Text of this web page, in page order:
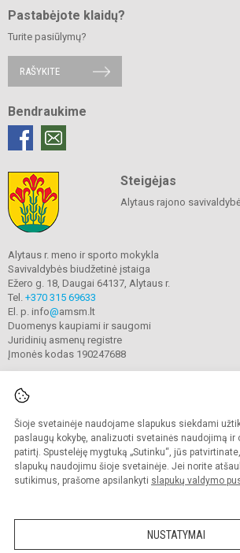
Šioje svetainėje naudojame slapukus siekdami
paslaugų kokybę, analizuoti svetainės naudojimą
patirtį. Spustelėję mygtuką „Sutinku“, jūs
slapukų naudojimu šioje svetainėje. Jei norite
sutikimus, prašome apsilankyti slapukų valdymo
NUSTATYMAI
Pastabėjote klaidų?
Turite pasiūlymų?
RAŠYKITE
Bendraukime
Steigėjas
Alytaus rajono
Alytaus r. meno ir sporto mokykla
Savivaldybės biudžetinė įstaiga
Ežero g. 18, Daugai 64137, Alytaus r.
Tel. +370 315 69633
El. p. info@amsm.lt
Duomenys kaupiami ir saugomi
Juridinių asmenų registre
Įmonės kodas 190247688
© 2020. Alytaus r. meno ir sporto mokykla.
Kopijuoti turinį be raštiško mokyklos sutikimo
Prieinamumo paraiška Slapukų
Sumanus būdas atnaujinti